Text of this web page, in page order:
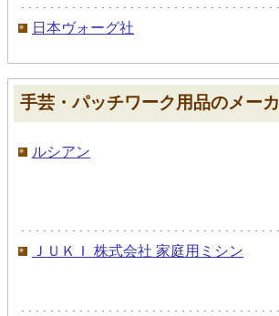
日本ヴォーグ社
手芸・パッチワーク用品のメー
ルシアン
ＪＵＫＩ 株式会社 家庭用ミシン